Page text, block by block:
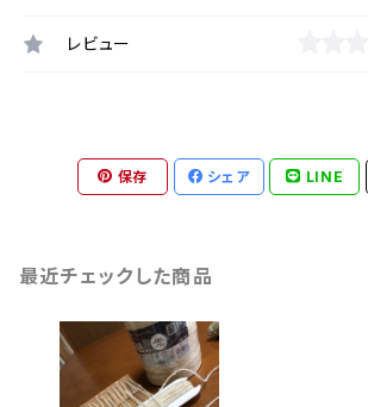
レビュー
保存 シェア LINE
最近チェックした商品